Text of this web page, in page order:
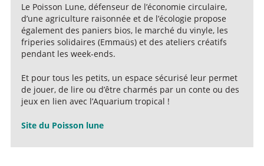
Le Poisson Lune, défenseur de l’économie circulaire,
d’une agriculture raisonnée et de l’écologie propose
également des paniers bios, le marché du vinyle, les
friperies solidaires (Emmaüs) et des ateliers créatifs
pendant les week-ends.
Et pour tous les petits, un espace sécurisé leur permet
de jouer, de lire ou d’être charmés par un conte ou des
jeux en lien avec l’Aquarium tropical !
Site du Poisson lune